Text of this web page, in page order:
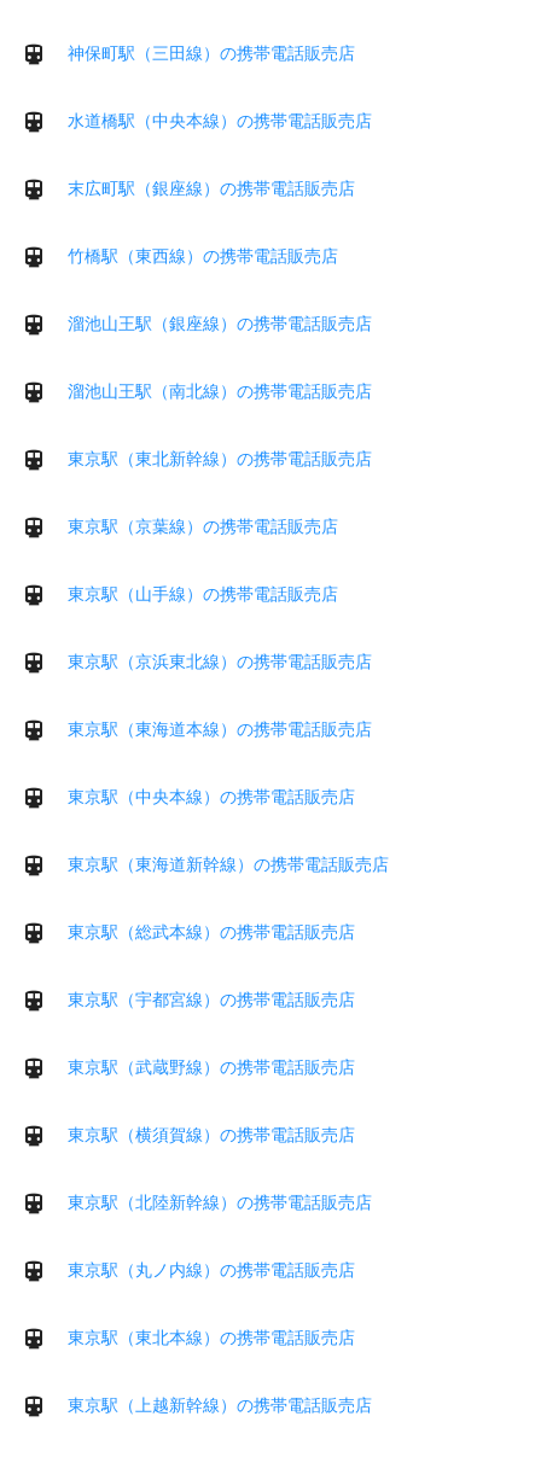
神保町駅（三田線）の携帯電話販売店
水道橋駅（中央本線）の携帯電話販売店
末広町駅（銀座線）の携帯電話販売店
竹橋駅（東西線）の携帯電話販売店
溜池山王駅（銀座線）の携帯電話販売店
溜池山王駅（南北線）の携帯電話販売店
東京駅（東北新幹線）の携帯電話販売店
東京駅（京葉線）の携帯電話販売店
東京駅（山手線）の携帯電話販売店
東京駅（京浜東北線）の携帯電話販売店
東京駅（東海道本線）の携帯電話販売店
東京駅（中央本線）の携帯電話販売店
東京駅（東海道新幹線）の携帯電話販売店
東京駅（総武本線）の携帯電話販売店
東京駅（宇都宮線）の携帯電話販売店
東京駅（武蔵野線）の携帯電話販売店
東京駅（横須賀線）の携帯電話販売店
東京駅（北陸新幹線）の携帯電話販売店
東京駅（丸ノ内線）の携帯電話販売店
東京駅（東北本線）の携帯電話販売店
東京駅（上越新幹線）の携帯電話販売店